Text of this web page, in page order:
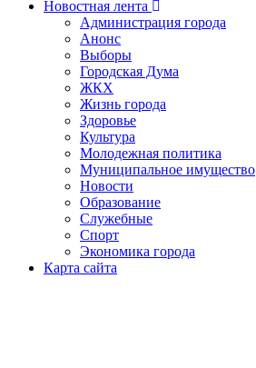
Новостная лента
Администрация города
Анонс
Выборы
Городская Дума
ЖКХ
Жизнь города
Здоровье
Культура
Молодежная политика
Муниципальное имущество
Новости
Образование
Служебные
Спорт
Экономика города
Карта сайта